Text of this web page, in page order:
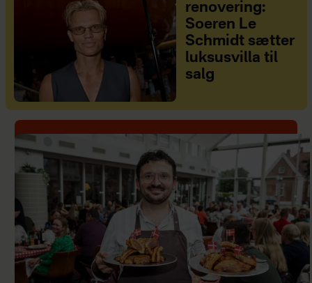
renovering:
Soeren Le
Schmidt sætter
luksusvilla til
salg